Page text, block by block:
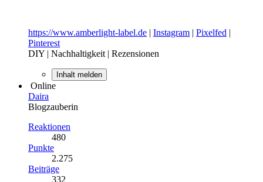
https://www.amberlight-label.de | Instagram | Pixelfed |
Pinterest
DIY | Nachhaltigkeit | Rezensionen
Inhalt melden
Online
Daira
Blogzauberin
Reaktionen
480
Punkte
2.275
Beiträge
332